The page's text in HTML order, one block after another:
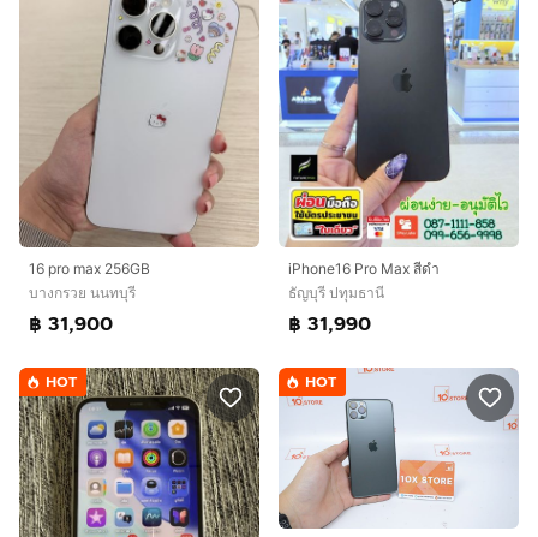
16 pro max 256GB
บางกรวย นนทบุรี
฿ 31,900
iPhone16 Pro Max สีดำ
ธัญบุรี ปทุมธานี
฿ 31,990
HOT HOT